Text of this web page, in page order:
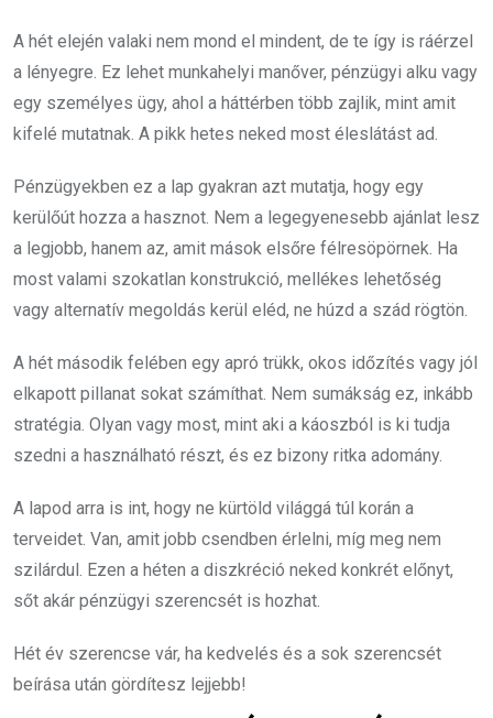
A hét elején valaki nem mond el mindent, de te így is ráérzel
a lényegre. Ez lehet munkahelyi manőver, pénzügyi alku vagy
egy személyes ügy, ahol a háttérben több zajlik, mint amit
kifelé mutatnak. A pikk hetes neked most éleslátást ad.
Pénzügyekben ez a lap gyakran azt mutatja, hogy egy
kerülőút hozza a hasznot. Nem a legegyenesebb ajánlat lesz
a legjobb, hanem az, amit mások elsőre félresöpörnek. Ha
most valami szokatlan konstrukció, mellékes lehetőség
vagy alternatív megoldás kerül eléd, ne húzd a szád rögtön.
A hét második felében egy apró trükk, okos időzítés vagy jól
elkapott pillanat sokat számíthat. Nem sumákság ez, inkább
stratégia. Olyan vagy most, mint aki a káoszból is ki tudja
szedni a használható részt, és ez bizony ritka adomány.
A lapod arra is int, hogy ne kürtöld világgá túl korán a
terveidet. Van, amit jobb csendben érlelni, míg meg nem
szilárdul. Ezen a héten a diszkréció neked konkrét előnyt,
sőt akár pénzügyi szerencsét is hozhat.
Hét év szerencse vár, ha kedvelés és a sok szerencsét
beírása után gördítesz lejjebb!